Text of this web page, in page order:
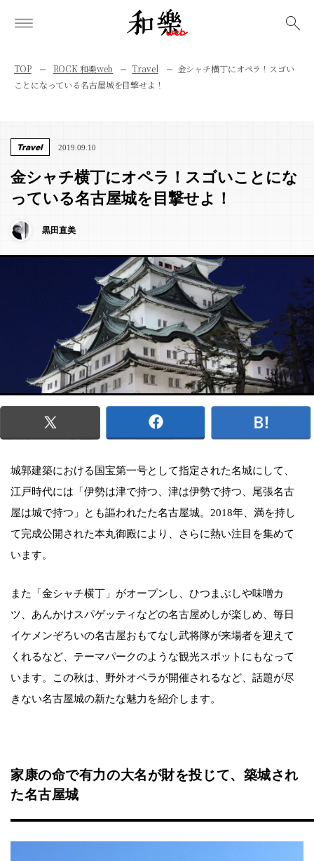
TOP ROCK 和樂web Travel
金シャチ横丁にオペラ！スゴい
ことになっている名古屋城を目撃せよ！
Travel 2019.09.10
金シャチ横丁にオペラ！スゴいことにな
っている名古屋城を目撃せよ！
黒田直美
城郭建築における国宝第一号として指定された名城にして、
江戸時代には「伊勢は津で持つ、津は伊勢で持つ、尾張名古
屋は城で持つ」とも謳われたた名古屋城。2018年、満を持し
て完成公開された本丸御殿により、さらに熱い注目を集めて
います。
また「金シャチ横丁」がオープンし、ひつまぶしや味噌カ
ツ、あんかけスパゲッティなどの名古屋めしが楽しめ、毎日
イケメンぞろいの名古屋おもてなし武将隊が来場者を迎えて
くれるなど、テーマパークのような観光スポットにもなって
います。この秋は、野外オペラが開催されるなど、話題が尽
きない名古屋城の新たな魅力を紹介します。
家康の命で有力の大名が財を投じて、築城され
た名古屋城